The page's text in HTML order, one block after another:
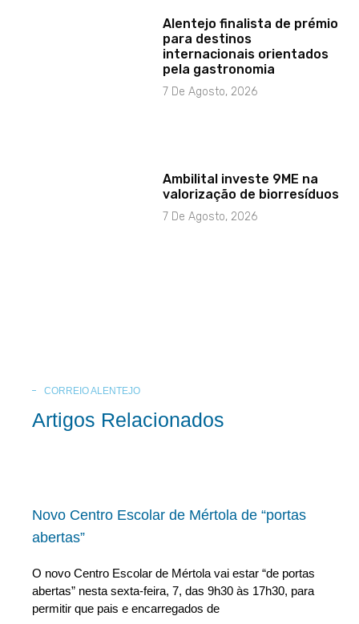
Alentejo finalista de prémio
para destinos
internacionais orientados
pela gastronomia
7 De Agosto, 2026
Ambilital investe 9ME na
valorização de biorresíduos
7 De Agosto, 2026
CORREIO ALENTEJO
Artigos Relacionados
Novo Centro Escolar de Mértola de “portas
abertas”
O novo Centro Escolar de Mértola vai estar “de portas
abertas” nesta sexta-feira, 7, das 9h30 às 17h30, para
permitir que pais e encarregados de